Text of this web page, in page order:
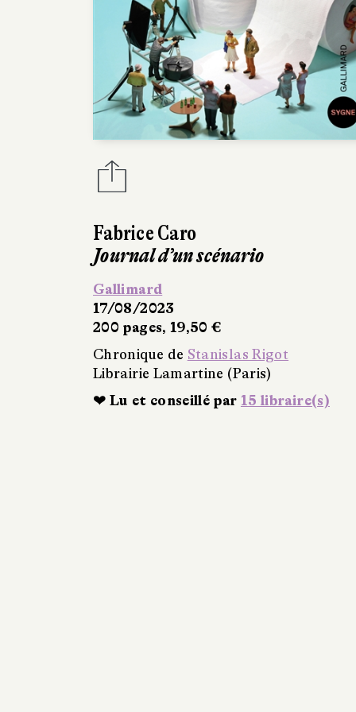
Fabrice Caro
Journal d’un scénario
Gallimard
17/08/2023
200 pages, 19,50 €
Chronique de Stanislas Rigot
Librairie Lamartine (Paris)
❤ Lu et conseillé par 15 libraire(s)